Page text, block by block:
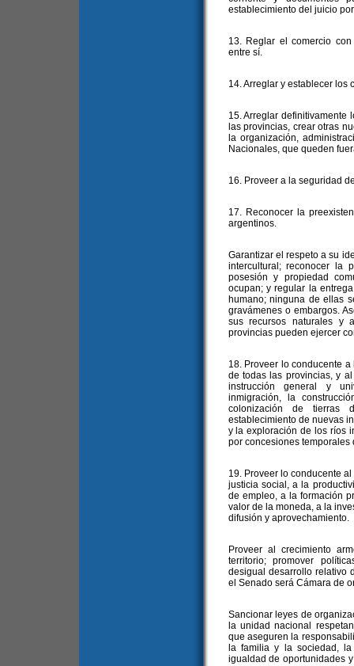
establecimiento del juicio
13. Reglar el comercio
entre sí.
14. Arreglar y establecer los
15. Arreglar
las provincias, crear otras
la organización,
Nacionales, que queden
16. Proveer a la seguridad
17. Reconocer la
argentinos.
Garantizar el respeto a su
intercultural; reconocer la
posesión y propiedad
ocupan; y regular la
humano; ninguna de ellas
gravámenes o embargos.
sus recursos naturales y
provincias pueden ejercer
18. Proveer lo conducente
de todas las provincias, y
instrucción general y
inmigración, la
colonización de tierras
establecimiento de nuevas
y la exploración de los ríos
por concesiones
19. Proveer lo conducente
justicia social, a la
de empleo, a la formación
valor de la moneda, a la
difusión y aprovechamiento.
Proveer al crecimiento
territorio; promover
desigual desarrollo relativo
el Senado será Cámara de
Sancionar leyes de
la unidad nacional
que aseguren la
la familia y la sociedad,
igualdad de oportunidades